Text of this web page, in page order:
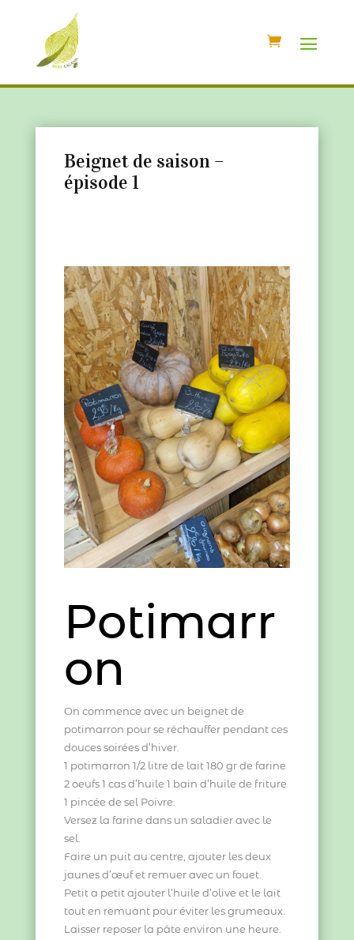
Beignet de saison –
épisode 1
Potimarr
on
On commence avec un beignet de
potimarron pour se réchauffer pendant ces
douces soirées d’hiver.
1 potimarron 1/2 litre de lait 180 gr de farine
2 oeufs 1 cas d’huile 1 bain d’huile de friture
1 pincée de sel Poivre.
Versez la farine dans un saladier avec le
sel.
Faire un puit au centre, ajouter les deux
jaunes d’œuf et remuer avec un fouet.
Petit a petit ajouter l’huile d’olive et le lait
tout en remuant pour éviter les grumeaux.
Laisser reposer la pâte environ une heure.